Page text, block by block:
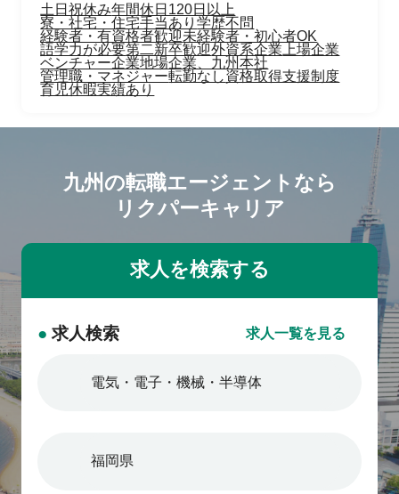
土日祝休み年間休日120日以上
寮・社宅・住宅手当あり学歴不問
経験者・有資格者歓迎未経験者・初心者OK
語学力が必要第二新卒歓迎外資系企業 上場企業
ベンチャー企業地場企業、九州本社
管理職・マネジャー転勤なし資格取得支援制度
育児休暇実績あり
九州の転職エージェントなら
リクパーキャリア
● 求人検索 求人一覧を見る